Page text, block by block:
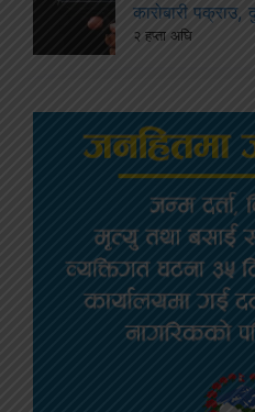
कारोबारी पक्राउ,
२ हप्ता अघि